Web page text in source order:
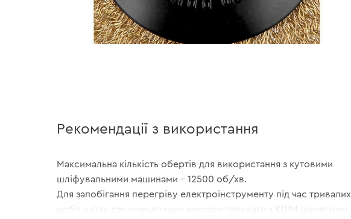
Рекомендації з використання
Максимальна кількість обертів для використання з кутовими
шліфувальними машинами – 12500 об/хв.
Для запобігання перегріву електроінструменту під час тривалих
робіт щітку рекомендовано використовувати з КШМ діаметром